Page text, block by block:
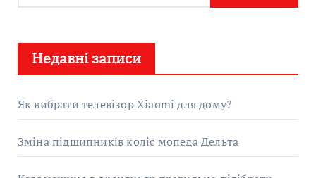
:
Недавні записи
Як вибрати телевізор Xiaomi для дому?
Зміна підшипників коліс мопеда Дельта